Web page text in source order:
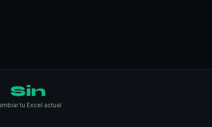
Sin
tu Excel actual